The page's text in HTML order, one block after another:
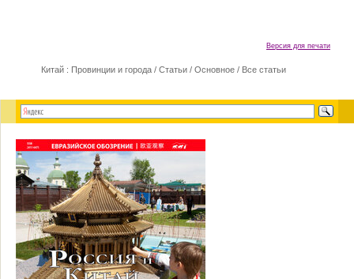
Версия для печати
Китай : Провинции и города / Статьи / Основное / Все статьи